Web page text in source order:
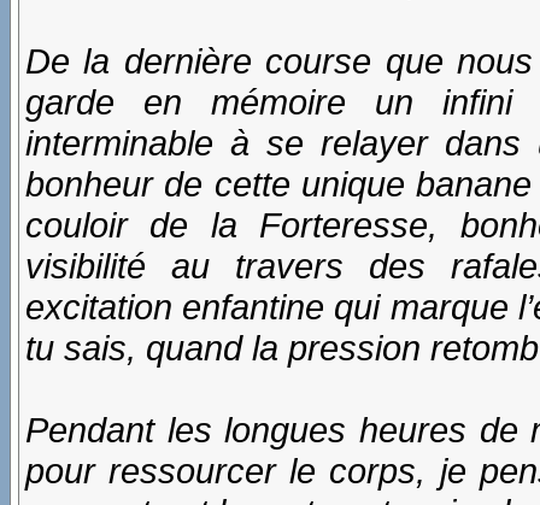
De la dernière course que
garde en mémoire un infini
interminable à se relayer
bonheur de cette unique
couloir de la Forteresse,
visibilité au travers des
excitation enfantine qui marque
tu sais, quand la pression
Pendant les longues heures de
pour ressourcer le corps, je